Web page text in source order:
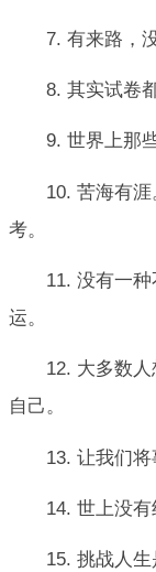
7. 有来路，
8. 其实试卷
9. 世界上那
10. 苦海有
考。
11. 没有一
运。
12. 大多数
自己。
13. 让我们
14. 世上没有
15. 挑战人